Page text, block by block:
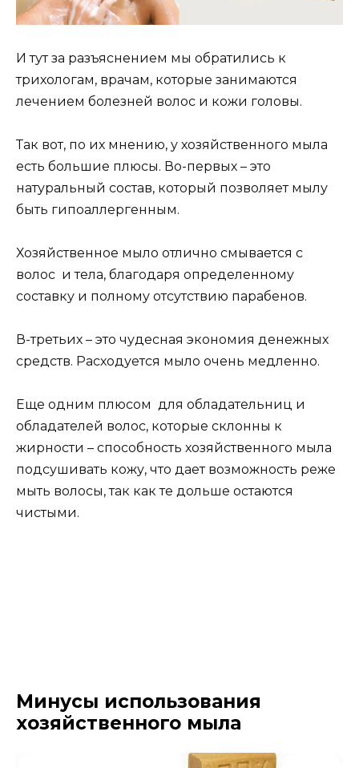
И тут за разъяснением мы обратились к
трихологам, врачам, которые занимаются
лечением болезней волос и кожи головы.
Так вот, по их мнению, у хозяйственного мыла
есть большие плюсы. Во-первых – это
натуральный состав, который позволяет мылу
быть гипоаллергенным.
Хозяйственное мыло отлично смывается с
волос и тела, благодаря определенному
составку и полному отсутствию парабенов.
В-третьих – это чудесная экономия денежных
средств. Расходуется мыло очень медленно.
Еще одним плюсом для обладательниц и
обладателей волос, которые склонны к
жирности – способность хозяйственного мыла
подсушивать кожу, что дает возможность реже
мыть волосы, так как те дольше остаются
чистыми.
Минусы использования
хозяйственного мыла